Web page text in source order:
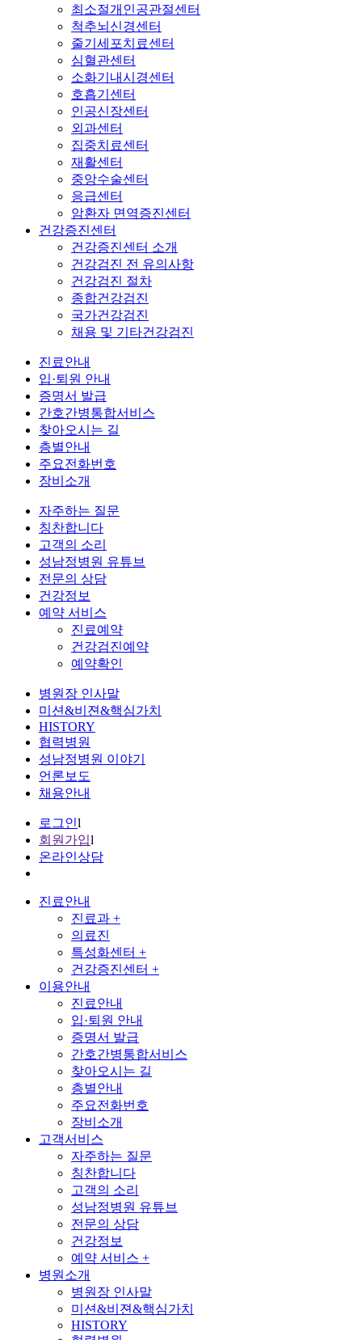
최소절개인공관절센터
척추뇌신경센터
줄기세포치료센터
심혈관센터
소화기내시경센터
호흡기센터
인공신장센터
외과센터
집중치료센터
재활센터
중앙수술센터
응급센터
암환자 면역증진센터
건강증진센터
건강증진센터 소개
건강검진 전 유의사항
건강검진 절차
종합건강검진
국가건강검진
채용 및 기타건강검진
진료안내
입·퇴원 안내
증명서 발급
간호간병통합서비스
찾아오시는 길
층별안내
주요전화번호
장비소개
자주하는 질문
칭찬합니다
고객의 소리
성남정병원 유튜브
전문의 상담
건강정보
예약 서비스
진료예약
건강검진예약
예약확인
병원장 인사말
미션&비젼&핵심가치
HISTORY
협력병원
성남정병원 이야기
언론보도
채용안내
· 호흡기센터
· 인공신장센터
· 외과센터
· 집중치료센터
· 재활센터
· 중앙수술센터
· 암환자 면역
증진센터
건강증진센터
· 건강증진센터
소개
· 건강검진 전
유의사항
· 건강검진 절
· 종합건강검진
· 국가건강검진
· 채용 및 기타
건강검진
로그인l
회원가입l
온라인상담
진료안내
진료과 +
의료진
특성화센터 +
건강증진센터 +
이용안내
진료안내
입·퇴원 안내
증명서 발급
간호간병통합서비스
찾아오시는 길
층별안내
주요전화번호
장비소개
고객서비스
자주하는 질문
칭찬합니다
고객의 소리
성남정병원 유튜브
전문의 상담
건강정보
예약 서비스 +
병원소개
병원장 인사말
미션&비젼&핵심가치
HISTORY